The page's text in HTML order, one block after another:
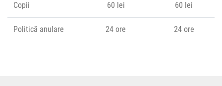
Copii
60 lei
60 lei
Politică anulare 24 ore 24 ore